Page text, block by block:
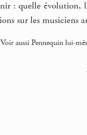
: quelle évolution,
sur les musiciens
Voir aussi Pennequin lui-